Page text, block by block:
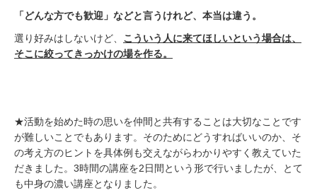
「どんな方でも歓迎」などと言うけれど、本当は違う。
選り好みはしないけど、 こういう人に来てほしいという場合は、
そこに絞ってきっかけの場を作る。
★活動を始めた時の思いを仲間と共有することは大切なことです
が難しいことでもあります。そのためにどうすればいいのか、そ
の考え方のヒントを具体例も交えながらわかりやすく教えていた
だきました。3時間の講座を2日間という形で行いましたが、とて
も中身の濃い講座となりました。